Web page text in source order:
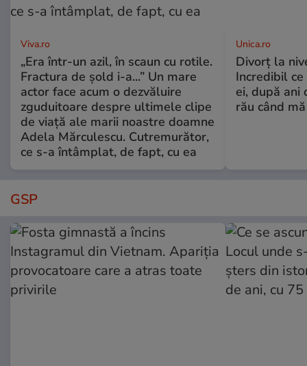
Viva.ro
„Era într-un azil, în scaun cu rotile.
Fractura de șold i-a...” Un mare
actor face acum o dezvăluire
zguduitoare despre ultimele clipe
de viață ale marii noastre doamne
Adela Mărculescu. Cutremurător,
ce s-a întâmplat, de fapt, cu ea
Unica.ro
Divorț la
Incredibil
ei, după ani
rău când
GSP